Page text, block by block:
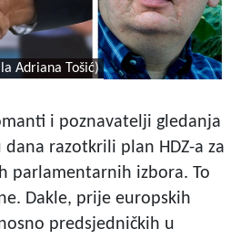
Adriana Tošić)
i poznavatelji gledanja
dana razotkrili plan HDZ-a za
parlamentarnih izbora. To
Dakle, prije europskih
predsjedničkih u